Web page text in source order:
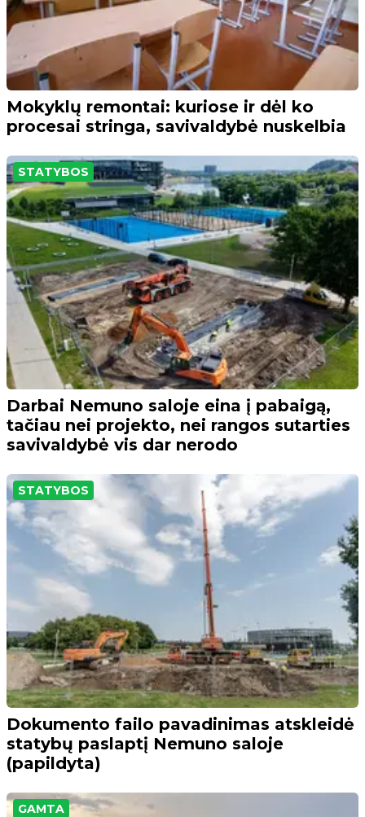
Mokyklų remontai: kuriose ir dėl ko
procesai stringa, savivaldybė nuskelbia
STATYBOS
Darbai Nemuno saloje eina į pabaigą,
tačiau nei projekto, nei rangos sutarties
savivaldybė vis dar nerodo
STATYBOS
Dokumento failo pavadinimas atskleidė
statybų paslaptį Nemuno saloje
(papildyta)
GAMTA